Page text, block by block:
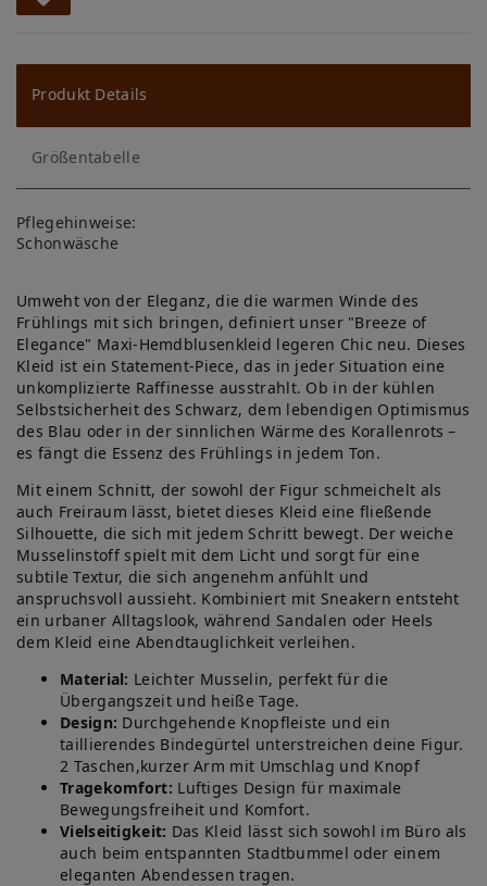
W
u
ns
ch
lis
te
Produkt Details
Größentabelle
Pflegehinweise:
Schonwäsche
Umweht von der Eleganz, die die warmen Winde des
Frühlings mit sich bringen, definiert unser "Breeze of
Elegance" Maxi-Hemdblusenkleid legeren Chic neu. Dieses
Kleid ist ein Statement-Piece, das in jeder Situation eine
unkomplizierte Raffinesse ausstrahlt. Ob in der kühlen
Selbstsicherheit des Schwarz, dem lebendigen Optimismus
des Blau oder in der sinnlichen Wärme des Korallenrots –
es fängt die Essenz des Frühlings in jedem Ton.
Mit einem Schnitt, der sowohl der Figur schmeichelt als
auch Freiraum lässt, bietet dieses Kleid eine fließende
Silhouette, die sich mit jedem Schritt bewegt. Der weiche
Musselinstoff spielt mit dem Licht und sorgt für eine
subtile Textur, die sich angenehm anfühlt und
anspruchsvoll aussieht. Kombiniert mit Sneakern entsteht
ein urbaner Alltagslook, während Sandalen oder Heels
dem Kleid eine Abendtauglichkeit verleihen.
Material: Leichter Musselin, perfekt für die
Übergangszeit und heiße Tage.
Design: Durchgehende Knopfleiste und ein
taillierendes Bindegürtel unterstreichen deine Figur.
2 Taschen,kurzer Arm mit Umschlag und Knopf
Tragekomfort: Luftiges Design für maximale
Bewegungsfreiheit und Komfort.
Vielseitigkeit: Das Kleid lässt sich sowohl im Büro als
auch beim entspannten Stadtbummel oder einem
eleganten Abendessen tragen.